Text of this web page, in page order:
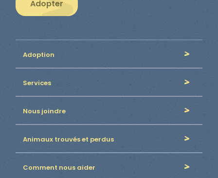
Adopter
Adoption
Services
Nous joindre
Animaux trouvés et perdus
Comment nous aider